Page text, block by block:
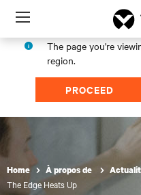
Menu
The page you're
region.
PROCEED
Home À propos de
The Edge Heats Up